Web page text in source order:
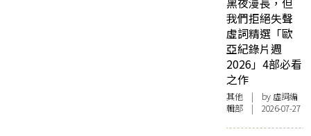
黑夜漫長，但
我們拒絕失聲
虛詞精選「歐
亞紀錄片週
2026」4部必看
之作
其他 | by 虛詞編
輯部 | 2026-07-27